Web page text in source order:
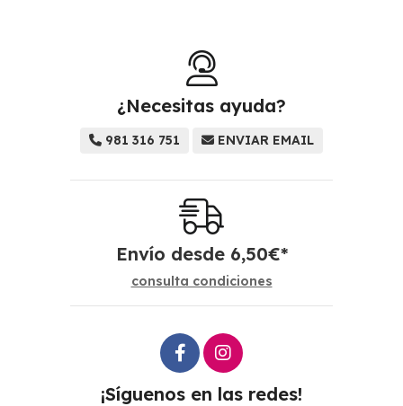
¿Necesitas ayuda?
981 316 751 ENVIAR EMAIL
Envío desde 6,50€*
consulta condiciones
¡Síguenos en las redes!